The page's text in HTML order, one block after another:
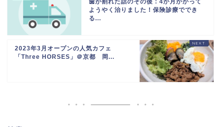
ようやく治りました！保険診療ででき
る...
2023年3月オープンの人気カフェ
「Three HORSES」＠京都 岡...